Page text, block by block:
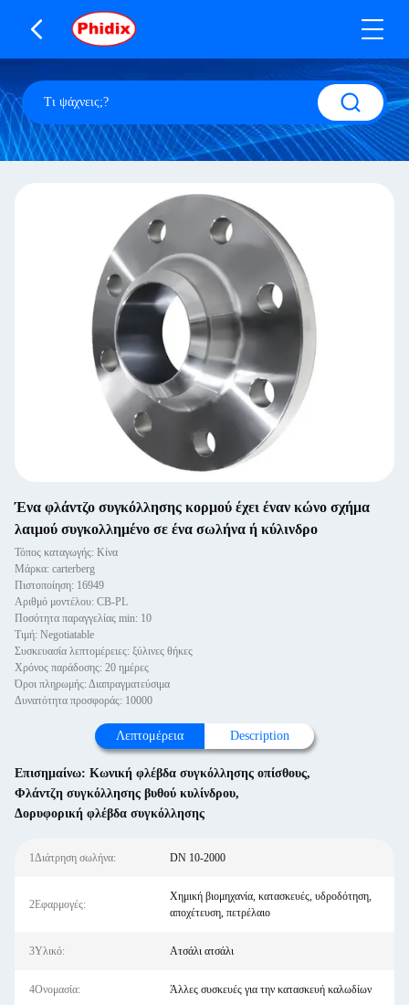
Ένα φλάντζο συγκόλλησης κορμού έχει έναν κώνο σχήμα
λαιμού συγκολλημένο σε ένα σωλήνα ή κύλινδρο
Τόπος καταγωγής: Κίνα
Μάρκα: carterberg
Πιστοποίηση: 16949
Αριθμό μοντέλου: CB-PL
Ποσότητα παραγγελίας min: 10
Τιμή: Negotiatable
Συσκευασία λεπτομέρειες: ξύλινες θήκες
Χρόνος παράδοσης: 20 ημέρες
Όροι πληρωμής: Διαπραγματεύσιμα
Δυνατότητα προσφοράς: 10000
Λεπτομέρεια Description
Επισημαίνω: Κωνική φλέβδα συγκόλλησης οπίσθους,
Φλάντζη συγκόλλησης βυθού κυλίνδρου,
Δορυφορική φλέβδα συγκόλλησης
1Διάτρηση σωλήνα: DN 10-2000
2Εφαρμογές:
Χημική βιομηχανία, κατασκευές, υδροδότηση,
αποχέτευση, πετρέλαιο
3Υλικό: Ατσάλι ατσάλι
4Ονομασία: Άλλες συσκευές για την κατασκευή καλωδίων